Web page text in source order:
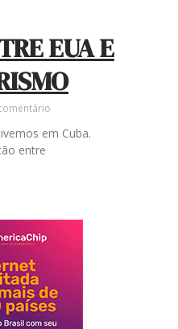
EUA E
em Cuba.
entre